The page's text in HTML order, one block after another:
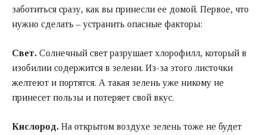
заботиться сразу, как вы принесли ее домой. Первое, что
нужно сделать – устранить опасные факторы:
Свет. Солнечный свет разрушает хлорофилл, который в
изобилии содержится в зелени. Из-за этого листочки
желтеют и портятся. А такая зелень уже никому не
принесет пользы и потеряет свой вкус.
Кислород. На открытом воздухе зелень тоже не будет